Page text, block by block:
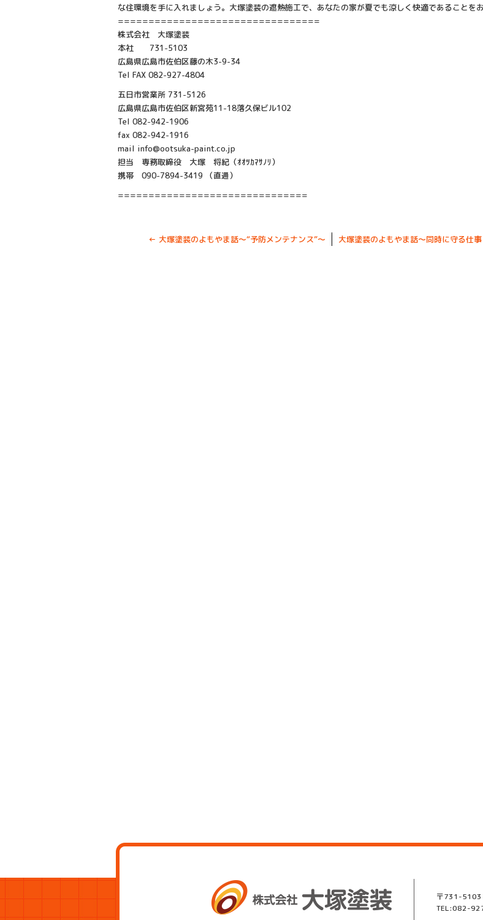
な住環境を手に入れましょう。大塚塗装の遮熱施工で、あなたの家が夏でも涼しく快適であることをお
=================================
株式会社 大塚塗装
本社 731-5103
広島県広島市佐伯区藤の木3-9-34
Tel FAX 082-927-4804
五日市営業所 731-5126
広島県広島市佐伯区新宮苑11-18落久保ビル102
Tel 082-942-1906
fax 082-942-1916
mail info@ootsuka-paint.co.jp
担当 専務取締役 大塚 将紀（ｵｵﾂｶﾏｻﾉﾘ）
携帯 090-7894-3419 （直通）
===============================
← 大塚塗装のよもやま話～“予防メンテナンス”～ 大塚塗装のよもやま話～同時に守る仕事
〒731-5103
TEL:082-